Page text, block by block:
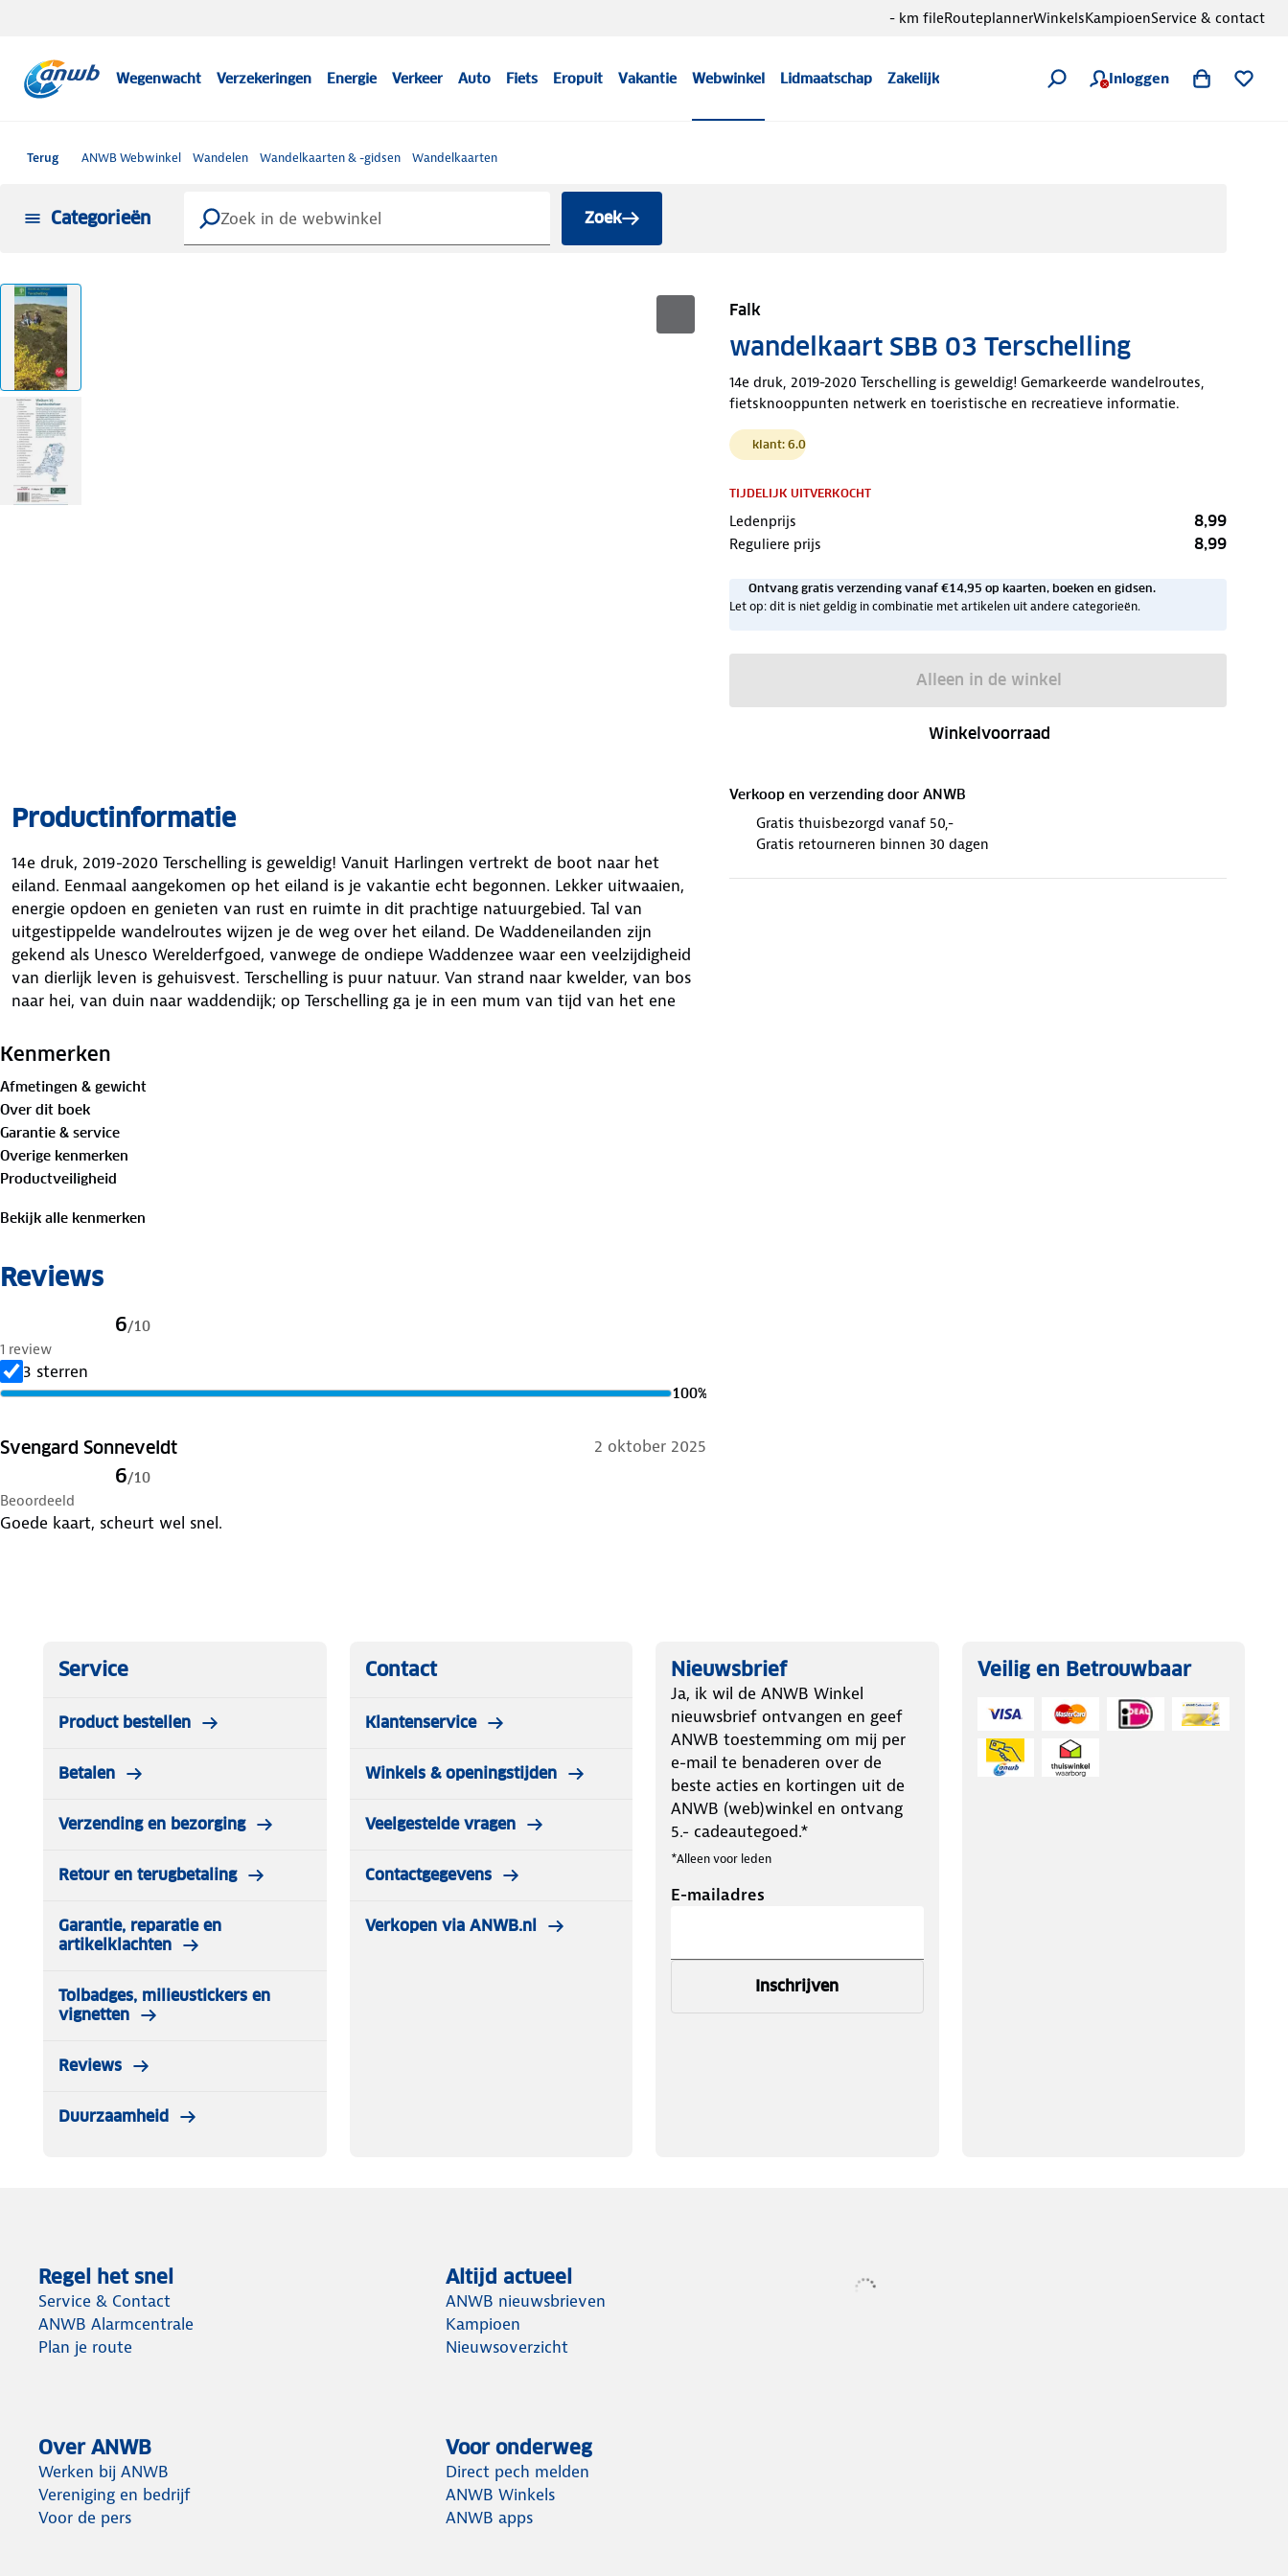
Wegenwacht Verzekeringen Energie Verkeer Auto Fiets Eropuit Vakantie Webwinkel Lidmaatschap Zakelijk Inloggen
- km fileRouteplannerWinkelsKampioenService & contact
Terug ANWB Webwinkel Wandelen Wandelkaarten & -gidsen Wandelkaarten
Categorieën Zoek
Falk
wandelkaart SBB 03 Terschelling
14e druk, 2019-2020 Terschelling is geweldig! Gemarkeerde wandelroutes,
fietsknooppunten netwerk en toeristische en recreatieve informatie.
klant: 6.0
TIJDELIJK UITVERKOCHT
Ledenprijs 8,99
Reguliere prijs 8,99
Ontvang gratis verzending vanaf €14,95 op kaarten, boeken en gidsen.
Let op: dit is niet geldig in combinatie met artikelen uit andere categorieën.
Alleen in de winkel
Winkelvoorraad
Verkoop en verzending door ANWB
Gratis thuisbezorgd vanaf 50,-
Gratis retourneren binnen 30 dagen
Productinformatie
14e druk, 2019-2020 Terschelling is geweldig! Vanuit Harlingen vertrekt de boot naar het
eiland. Eenmaal aangekomen op het eiland is je vakantie echt begonnen. Lekker uitwaaien,
energie opdoen en genieten van rust en ruimte in dit prachtige natuurgebied. Tal van
uitgestippelde wandelroutes wijzen je de weg over het eiland. De Waddeneilanden zijn
gekend als Unesco Werelderfgoed, vanwege de ondiepe Waddenzee waar een veelzijdigheid
van dierlijk leven is gehuisvest. Terschelling is puur natuur. Van strand naar kwelder, van bos
naar hei, van duin naar waddendijk; op Terschelling ga je in een mum van tijd van het ene
fietsen. Verspreid over het eiland ligt ruim tweehonderd kilometer aan onverharde paden,
ontdekkingsreis door dit mooie natuurgebied. Tal van uitgestippelde wandelroutes wijzen je
de weg door bossen en duinen, over heide, zandverstuivingen en wat nog niet meer zal zijn!
Kenmerken
Afmetingen & gewicht
Over dit boek
Garantie & service
Overige kenmerken
Productveiligheid
Bekijk alle kenmerken
Reviews
6/10
1 review
3 sterren
100%
Svengard Sonneveldt 2 oktober 2025
6/10
Beoordeeld
Goede kaart, scheurt wel snel.
Service
Product bestellen
Betalen
Verzending en bezorging
Retour en terugbetaling
Garantie, reparatie en
artikelklachten
Tolbadges, milieustickers en
vignetten
Reviews
Duurzaamheid
Contact
Klantenservice
Winkels & openingstijden
Veelgestelde vragen
Contactgegevens
Verkopen via ANWB.nl
Nieuwsbrief
Ja, ik wil de ANWB Winkel
nieuwsbrief ontvangen en geef
ANWB toestemming om mij per
e-mail te benaderen over de
beste acties en kortingen uit de
ANWB (web)winkel en ontvang
5.- cadeautegoed.*
*Alleen voor leden
E-mailadres
Inschrijven
Veilig en Betrouwbaar
Regel het snel
Service & Contact
ANWB Alarmcentrale
Plan je route
Altijd actueel
ANWB nieuwsbrieven
Kampioen
Nieuwsoverzicht
Over ANWB
Werken bij ANWB
Vereniging en bedrijf
Voor de pers
Voor onderweg
Direct pech melden
ANWB Winkels
ANWB apps